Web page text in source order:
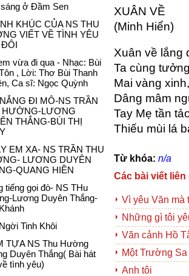
sáng ở Đầm Sen
KHÚC CỦA NS THU
VIẾT VỀ TÌNH YÊU
ĐÔI
vừa đi qua - Nhạc: Bùi
, Lời: Thơ Bùi Thanh
Ca sĩ: Ngọc Quỳnh
ĐI MÔ-NS TRẦN
HƯỜNG-LƯƠNG
THẮNG-BÙI THỊ
EM XA- NS TRẦN THU
LƯƠNG DUYÊN
QUANG HIỀN
tiếng gọi đò- NS THu
Lương Duyên Thắng-
Tinh Khôi
TỰA NS Thu Hường
Duyên Thắng( Bài hát
tình yêu)
XUÂN VỀ
(Minh Hiển)
Xuân về lắng
Ta cùng
Mai vàng
Dâng mâm
Tay Mẹ tần
Thiếu mùi lá
Từ khóa: n/a
Các bài viết liên
Vì yêu Văn mà
Những gì tôi
Vãn cảnh Hồ
Một Trường Sa
Anh tôi